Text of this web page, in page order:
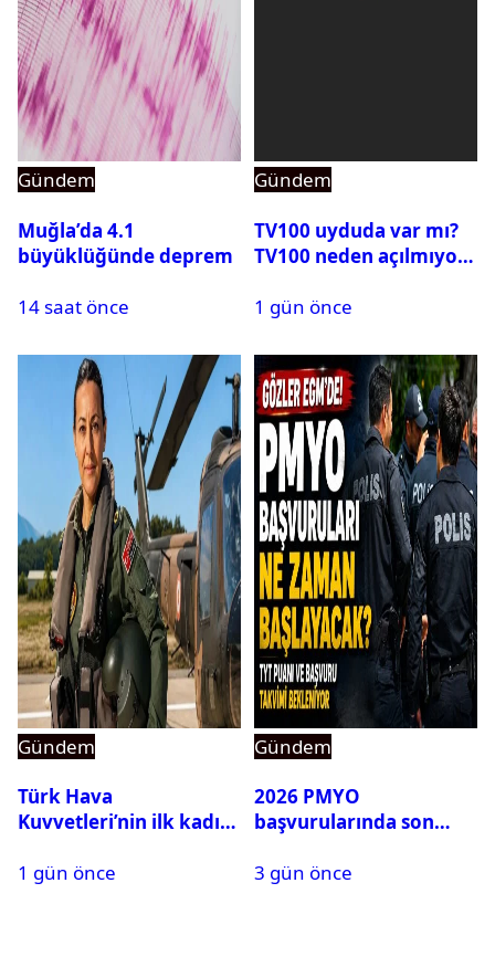
Gündem
Muğla’da 4.1
büyüklüğünde deprem
14 saat önce
Gündem
TV100 uyduda var mı?
TV100 neden açılmıyor?
1 gün önce
Gündem
Türk Hava
Kuvvetleri’nin ilk kadın
Karapınar hakkında
1 gün önce
Gündem
2026 PMYO
başvurularında son
3 gün önce